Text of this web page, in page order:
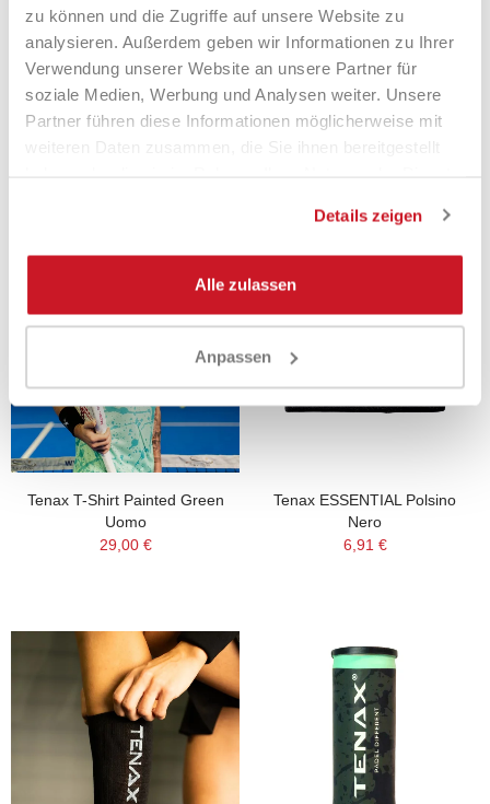
zu können und die Zugriffe auf unsere Website zu
analysieren. Außerdem geben wir Informationen zu Ihrer
Verwendung unserer Website an unsere Partner für
soziale Medien, Werbung und Analysen weiter. Unsere
Partner führen diese Informationen möglicherweise mit
Details zeigen
Alle zulassen
Anpassen
Tenax Pantalocini Uomo
Tenax T-Shirt Painted Green
Tenax T-Shirt Painted Green
Uomo
29,00 €
Tenax ESSENTIAL Polsino
Nero
6,91 €